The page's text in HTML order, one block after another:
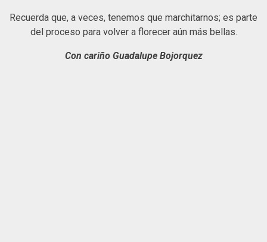
Recuerda que, a veces, tenemos que marchitarnos; es parte
del proceso para volver a florecer aún más bellas.
Con cariño Guadalupe Bojorquez